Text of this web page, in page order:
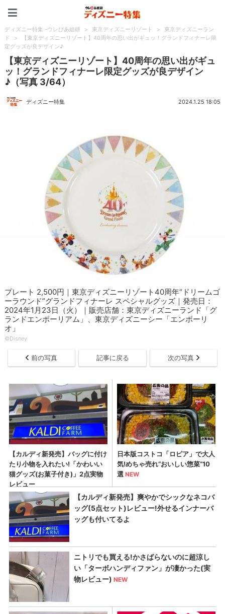
ディズニー特集 -ウレぴあ総研 > 東京ディズニーリゾート >
東京ディズニーラン
ド
>
【東京ディズニーリゾート】40周年の思い出がギュッ！グランドフィナーレ限
定グッズが良デザイン♪
【東京ディズニーリゾート】40周年の思い出がギュ
ッ！グランドフィナーレ限定グッズが良デザイン
♪（写真 3/64）
ディズニー特集 2024.1.25 18:05
プレート 2,500円｜東京ディズニーリゾート40周年“ドリームゴ
ーラウンド”グランドフィナーレ スペシャルグッズ｜発売日：
2024年1月23日（火）｜販売店舗：東京ディズニーランド「グ
ランドエンポーリアム」、東京ディズニーシー「エンポーリ
オ」
©︎Disney
前の写真 記事に戻る 次の写真